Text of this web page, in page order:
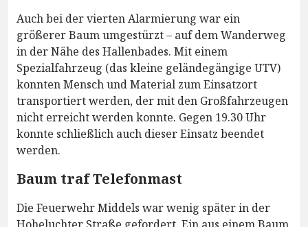
Auch bei der vierten Alarmierung war ein
größerer Baum umgestürzt – auf dem Wanderweg
in der Nähe des Hallenbades. Mit einem
Spezialfahrzeug (das kleine geländegängige UTV)
konnten Mensch und Material zum Einsatzort
transportiert werden, der mit den Großfahrzeugen
nicht erreicht werden konnte. Gegen 19.30 Uhr
konnte schließlich auch dieser Einsatz beendet
werden.
Baum traf Telefonmast
Die Feuerwehr Middels war wenig später in der